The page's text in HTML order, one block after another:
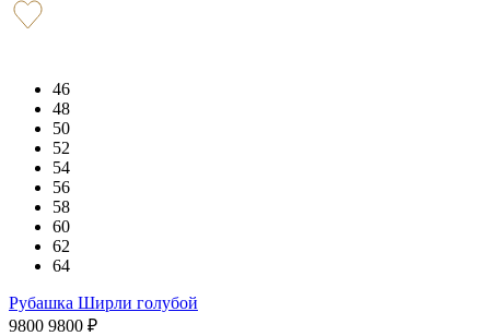
46
48
50
52
54
56
58
60
62
64
Рубашка Ширли голубой
9800 9800 ₽